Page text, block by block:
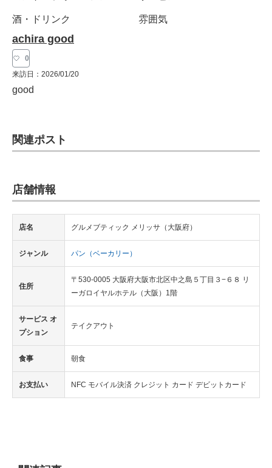
酒・ドリンク 雰囲気
achira good
0
来訪日： 2026/01/20
good
関連ポスト
店舗情報
店名 グルメブティック メリッサ（大阪府）
ジャンル パン（ベーカリー）
住所
〒530-0005 大阪府大阪市北区中之島５丁目３−６８ リ
ーガロイヤルホテル（大阪）1階
サービス オ
プション
テイクアウト
食事 朝食
お支払い NFC モバイル決済 クレジット カード デビットカード